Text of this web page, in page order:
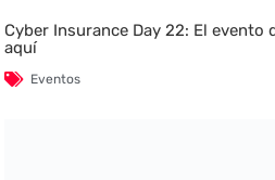
Cyber Insurance Day 22: El evento
aquí
Eventos